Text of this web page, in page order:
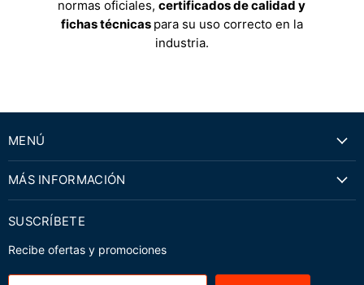
normas oficiales,certificados de calidad y
fichas técnicas para su uso correcto en la
industria.
MENÚ
MÁS INFORMACIÓN
SUSCRÍBETE
Recibe ofertas y promociones